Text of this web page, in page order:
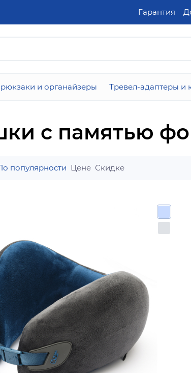
Гарантия
и органайзеры Тревел-адаптеры и
с памятью
популярности Цене Скидке